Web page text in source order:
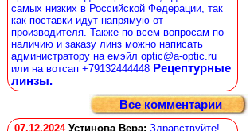
самых низких в Российской Федерации, так
как поставки идут напрямую от
производителя. Также по всем вопросам по
наличию и заказу линз можно написать
администратору на емэйл optic@a-optic.ru
или на вотсап +79132444448 Рецептурные
линзы.
Все комментарии
07.12.2024 Устинова Вера: Здравствуйте!